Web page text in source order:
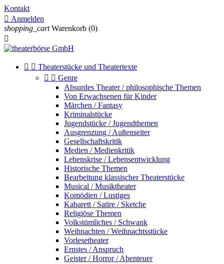
Kontakt
 Anmelden
shopping_cart Warenkorb (0)

  Theaterstücke und Theatertexte
  Genre
Absurdes Theater / philosophische Themen
Von Erwachsenen für Kinder
Märchen / Fantasy
Kriminalstücke
Jugendstücke / Jugendthemen
Ausgrenzung / Außenseiter
Gesellschaftskritik
Medien / Medienkritik
Lebenskrise / Lebensentwicklung
Historische Themen
Bearbeitung klassischer Theaterstücke
Musical / Musiktheater
Komödien / Lustiges
Kabarett / Satire / Sketche
Religiöse Themen
Volkstümliches / Schwank
Weihnachten / Weihnachtsstücke
Vorlesetheater
Ernstes / Anspruch
Geister / Horror / Abenteuer